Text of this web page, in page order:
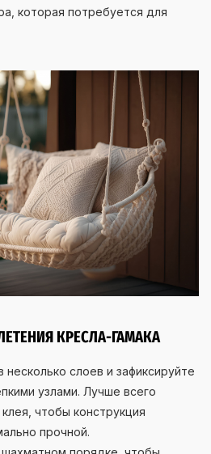
которая потребуется для
КРЕСЛА-ГАМАКА
слоев и зафиксируйте
узлами. Лучше всего
чтобы конструкция
прочной.